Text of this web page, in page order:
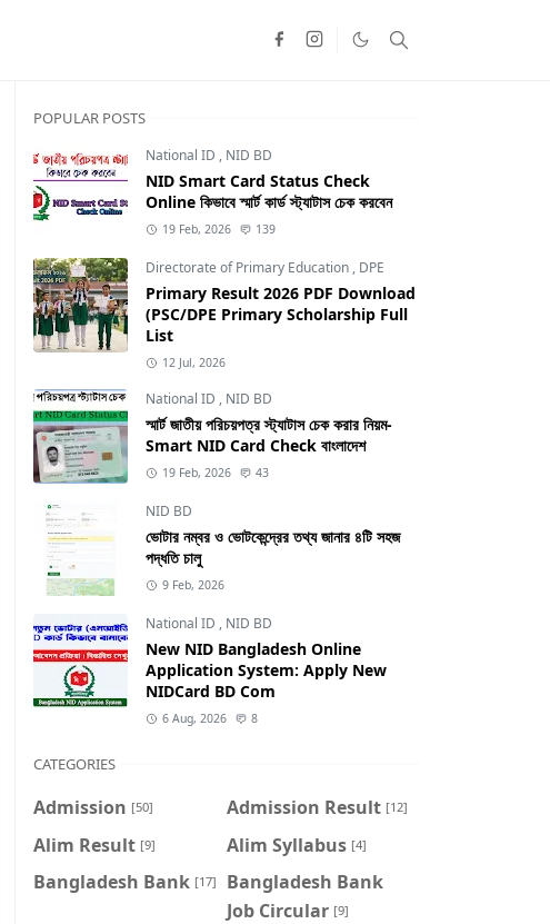
POPULAR POSTS
National ID , NID BD
NID Smart Card Status Check
Online কিভাবে স্মার্ট কার্ড স্ট্যাটাস চেক করবেন
19 Feb, 2026 139
Directorate of Primary Education , DPE
Primary Result 2026 PDF Download
(PSC/DPE Primary Scholarship Full
List
12 Jul, 2026
National ID , NID BD
স্মার্ট জাতীয় পরিচয়পত্র স্ট্যাটাস চেক করার নিয়ম-
Smart NID Card Check বাংলাদেশ
19 Feb, 2026 43
NID BD
ভোটার নম্বর ও ভোটকেন্দ্রের তথ্য জানার ৪টি সহজ
পদ্ধতি চালু
9 Feb, 2026
National ID , NID BD
New NID Bangladesh Online
Application System: Apply New
NIDCard BD Com
6 Aug, 2026 8
CATEGORIES
Admission [50] Admission Result [12]
Alim Result [9] Alim Syllabus [4]
Bangladesh Bank [17]
Bangladesh Bank
Job Circular [9]